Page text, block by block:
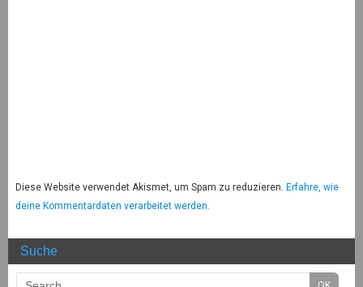
Diese Website verwendet Akismet, um Spam zu reduzieren. Erfahre, wie
deine Kommentardaten verarbeitet werden.
Suche